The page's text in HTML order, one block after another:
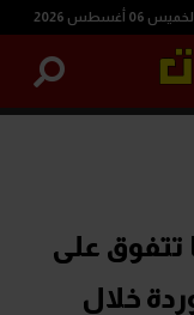
06 أغسطس 2026
تتفوق على
خلال